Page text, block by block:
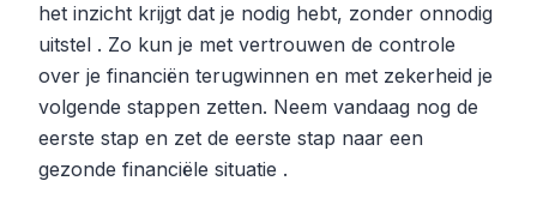
het inzicht krijgt dat je nodig hebt, zonder onnodig
uitstel . Zo kun je met vertrouwen de controle
over je financiën terugwinnen en met zekerheid je
volgende stappen zetten. Neem vandaag nog de
eerste stap en zet de eerste stap naar een
gezonde financiële situatie .